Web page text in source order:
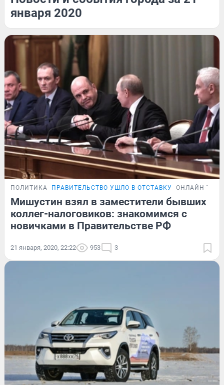
января 2020
ПОЛИТИКА ПРАВИТЕЛЬСТВО УШЛО В ОТСТАВКУ ОНЛАЙН-
Мишустин взял в заместители бывших
коллег-налоговиков: знакомимся с
новичками в Правительстве РФ
21 января, 2020, 22:22 953 3